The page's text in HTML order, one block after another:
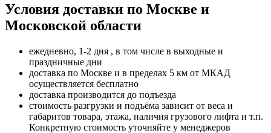
Условия доставки по Москве и
Московской области
ежедневно, 1-2 дня , в том числе в выходные и
праздничные дни
доставка по Москве и в пределах 5 км от МКАД
осуществляется бесплатно
доставка производится до подъезда
стоимость разгрузки и подъёма зависит от веса и
габаритов товара, этажа, наличия грузового лифта и т.п.
Конкретную стоимость уточняйте у менеджеров